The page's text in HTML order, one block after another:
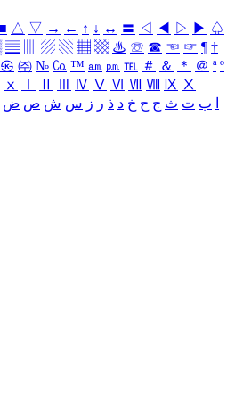
■ △ ▽ → ← ↑ ↓ ↔ 〓 ◁ ◀ ▷ ▶ ♤
▤ ▨ ▧ ▦ ▩ ♨ ☏ ☎ ☜ ☞ ¶ †
㉿ ㈜ № ㏇ ™ ㏂ ㏘ ℡ ＃ ＆ ＊ ＠ ª º
ⅹ Ⅳ Ⅴ Ⅵ Ⅶ Ⅷ Ⅸ Ⅹ
ب ت ث ج ح خ د ذ ر ز س ش ص ض